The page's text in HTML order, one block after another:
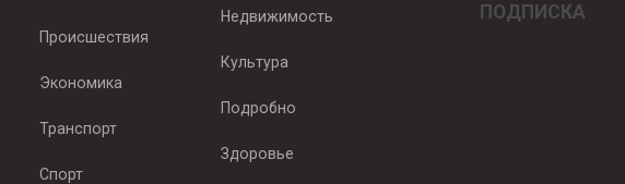
Происшествия
Экономика
Транспорт
Спорт
Недвижимость
Культура
Подробно
Здоровье
ПОДПИСКА